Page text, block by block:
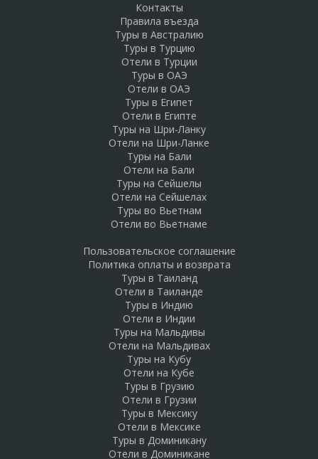
Контакты
Правила въезда
Туры в Австралию
Туры в Турцию
Отели в Турции
Туры в ОАЭ
Отели в ОАЭ
Туры в Египет
Отели в Египте
Туры на Шри-Ланку
Отели на Шри-Ланке
Туры на Бали
Отели на Бали
Туры на Сейшелы
Отели на Сейшелах
Туры во Вьетнам
Отели во Вьетнаме
Пользовательское соглашение
Политика оплаты и возврата
Туры в Таиланд
Отели в Таиланде
Туры в Индию
Отели в Индии
Туры на Мальдивы
Отели на Мальдивах
Туры на Кубу
Отели на Кубе
Туры в Грузию
Отели в Грузии
Туры в Мексику
Отели в Мексике
Туры в Доминикану
Отели в Доминикане